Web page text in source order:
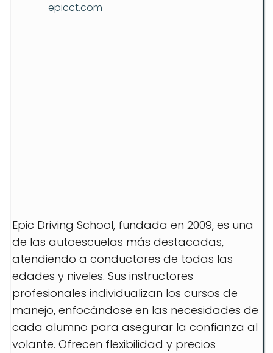
epicct.com
Epic Driving School, fundada en 2009, es una
de las autoescuelas más destacadas,
atendiendo a conductores de todas las
edades y niveles. Sus instructores
profesionales individualizan los cursos de
manejo, enfocándose en las necesidades de
cada alumno para asegurar la confianza al
volante. Ofrecen flexibilidad y precios